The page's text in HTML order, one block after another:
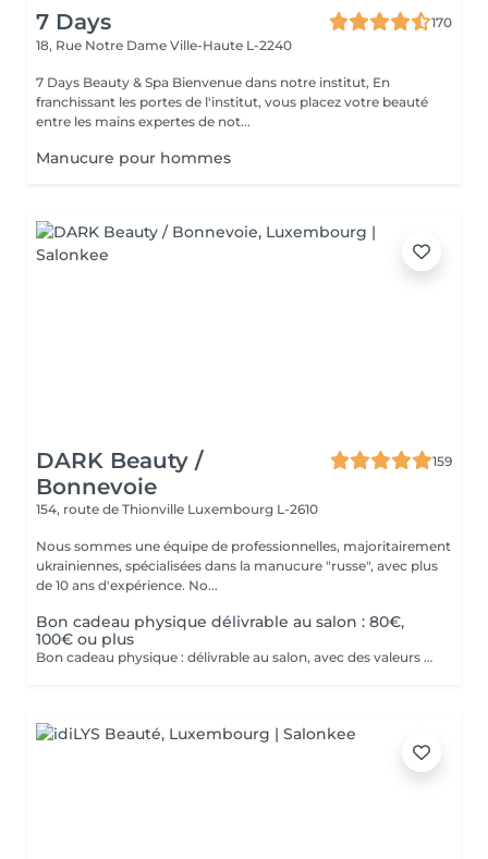
7 Days
170
18, Rue Notre Dame Ville-Haute L-2240
7 Days Beauty & Spa Bienvenue dans notre institut, En
franchissant les portes de l'institut, vous placez votre beauté
entre les mains expertes de not...
Manucure pour hommes
DARK Beauty /
Bonnevoie
159
154, route de Thionville Luxembourg L-2610
Nous sommes une équipe de professionnelles, majoritairement
ukrainiennes, spécialisées dans la manucure "russe", avec plus
de 10 ans d'expérience. No...
Bon cadeau physique délivrable au salon : 80€,
100€ ou plus
Bon cadeau physique : délivrable au salon, avec des valeurs possibles de 80€, 100€ ou plus de 100€. Bon cadeau électronique : délivrable par email, avec une valeur à choisir librement, à acheter directement sur ce site internet. Nos bons cadeaux sont valables sur tous nos services et peuvent être utilisés en plusieurs fois.